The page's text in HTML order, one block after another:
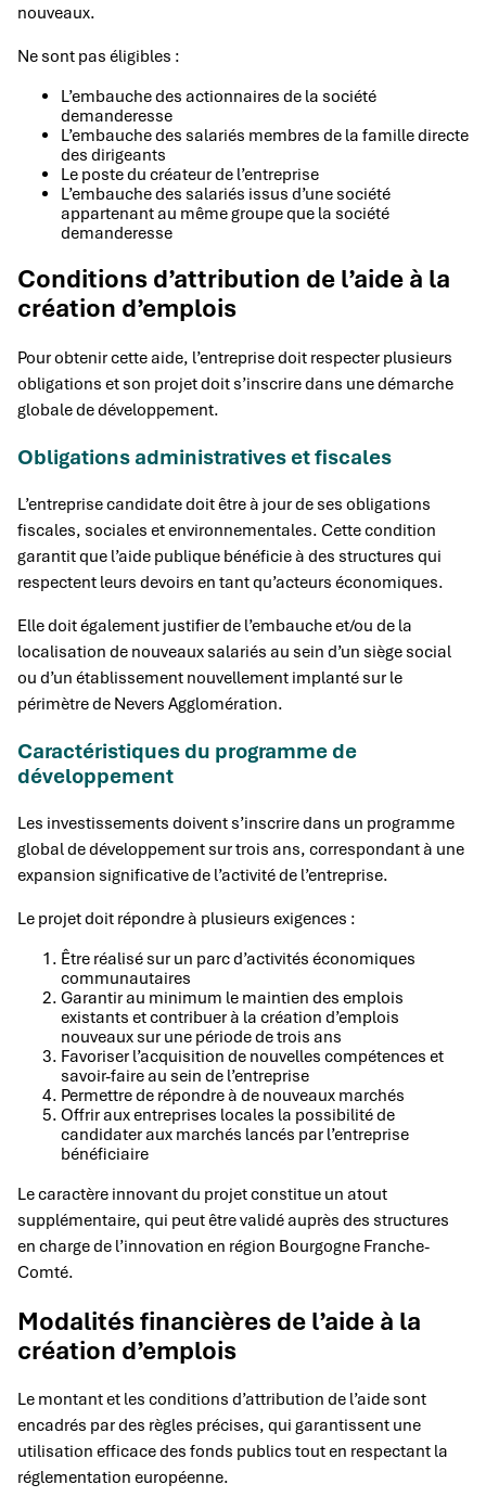
nouveaux.
Ne sont pas éligibles :
L’embauche des actionnaires de la société
demanderesse
L’embauche des salariés membres de la famille directe
des dirigeants
Le poste du créateur de l’entreprise
L’embauche des salariés issus d’une société
appartenant au même groupe que la société
demanderesse
Conditions d’attribution de l’aide à la
création d’emplois
Pour obtenir cette aide, l’entreprise doit respecter plusieurs
obligations et son projet doit s’inscrire dans une démarche
globale de développement.
Obligations administratives et fiscales
L’entreprise candidate doit être à jour de ses obligations
fiscales, sociales et environnementales. Cette condition
garantit que l’aide publique bénéficie à des structures qui
respectent leurs devoirs en tant qu’acteurs économiques.
Elle doit également justifier de l’embauche et/ou de la
localisation de nouveaux salariés au sein d’un siège social
ou d’un établissement nouvellement implanté sur le
périmètre de Nevers Agglomération.
Caractéristiques du programme de
développement
Les investissements doivent s’inscrire dans un programme
global de développement sur trois ans, correspondant à une
expansion significative de l’activité de l’entreprise.
Le projet doit répondre à plusieurs exigences :
Être réalisé sur un parc d’activités économiques
communautaires
Garantir au minimum le maintien des emplois
existants et contribuer à la création d’emplois
nouveaux sur une période de trois ans
Favoriser l’acquisition de nouvelles compétences et
savoir-faire au sein de l’entreprise
Permettre de répondre à de nouveaux marchés
Offrir aux entreprises locales la possibilité de
candidater aux marchés lancés par l’entreprise
bénéficiaire
Le caractère innovant du projet constitue un atout
supplémentaire, qui peut être validé auprès des structures
en charge de l’innovation en région Bourgogne Franche-
Comté.
Modalités financières de l’aide à la
création d’emplois
Le montant et les conditions d’attribution de l’aide sont
encadrés par des règles précises, qui garantissent une
utilisation efficace des fonds publics tout en respectant la
réglementation européenne.